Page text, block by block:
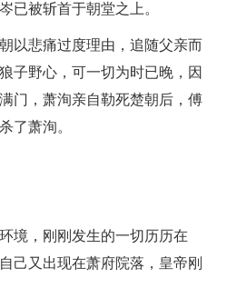
已被斩首于朝堂之上。
以悲痛过度理由，追随父亲而
子野心，可一切为时已晚，因
门，萧洵亲自勒死楚朝后，傅
了萧洵。
境，刚刚发生的一切历历在
己又出现在萧府院落，皇帝刚